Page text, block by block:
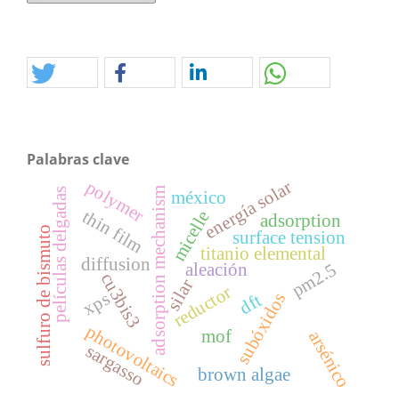
Palabras clave
mof
dft
adsorption mechanismreductor subóxidos
titanio elemental
aleación
diffusion
surface tension
micelle
thin film
cu3bis3
photovoltaics
pm2.5
xps
méxico
arsénico
silar
películas delgadas energía solar
polymer
brown algae
sargasso
sulfuro de bismuto
adsorption